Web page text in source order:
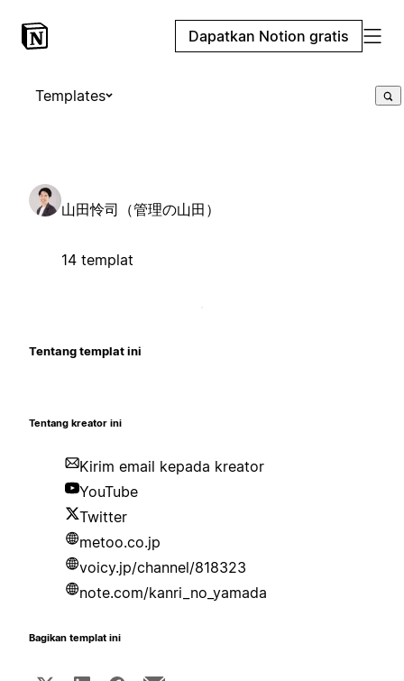
Dapatkan Notion gratis
Templates
山田怜司（管理の山田）
14 templat
Tentang templat ini
Tentang kreator ini
Kirim email kepada kreator
YouTube
Twitter
metoo.co.jp
voicy.jp/channel/818323
note.com/kanri_no_yamada
Bagikan templat ini